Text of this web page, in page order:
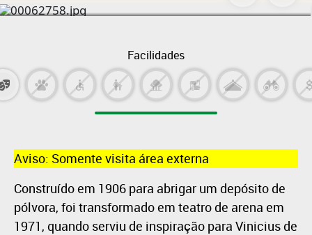
Facilidades
Aviso: Somente visita área externa
Construído em 1906 para abrigar um depósito de
pólvora, foi transformado em teatro de arena em
1971, quando serviu de inspiração para Vinicius de